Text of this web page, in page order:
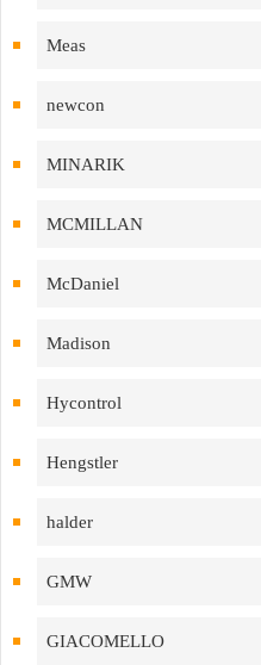
Meas
newcon
MINARIK
MCMILLAN
McDaniel
Madison
Hycontrol
Hengstler
halder
GMW
GIACOMELLO